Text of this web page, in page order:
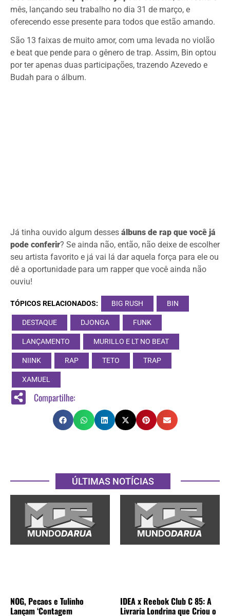
mês, lançando seu trabalho no dia 31 de março, e
oferecendo esse presente para todos que estão amando.
São 13 faixas de muito amor, com uma levada no violão
e beat que pende para o gênero de trap. Assim, Bin optou
por ter apenas duas participações, trazendo Azevedo e
Budah para o álbum.
Já tinha ouvido algum desses álbuns de rap que você já
pode conferir? Se ainda não, então, não deixe de escolher
seu artista favorito e já vai lá dar aquela força para ele ou
dê a oportunidade para um rapper que você ainda não
ouviu!
TÓPICOS RELACIONADOS: BIG RUSH BIN
DESTAQUE DJONGA FUNK
LANÇAMENTO MURILLO E LT NO BEAT
NIINK RAP TETO TRAP
XAMUEL
Compartilhe:
ÚLTIMAS NOTÍCIAS
NOG, Pecaos e Tulinho
Lançam ‘Contagem
IDEA x Reebok Club C 85: A
Livraria Londrina que Criou o